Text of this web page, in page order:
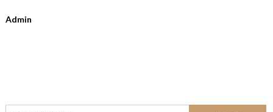
Admin